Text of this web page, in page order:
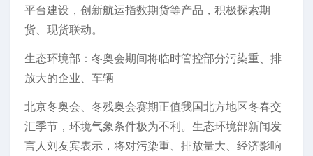
平台建设，创新航运指数期货等产品，积极探索期
货、现货联动。
生态环境部：冬奥会期间将临时管控部分污染重、排
放大的企业、车辆
北京冬奥会、冬残奥会赛期正值我国北方地区冬春交
汇季节，环境气象条件极为不利。生态环境部新闻发
言人刘友宾表示，将对污染重、排放量大、经济影响